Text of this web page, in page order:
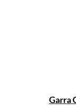
Garra